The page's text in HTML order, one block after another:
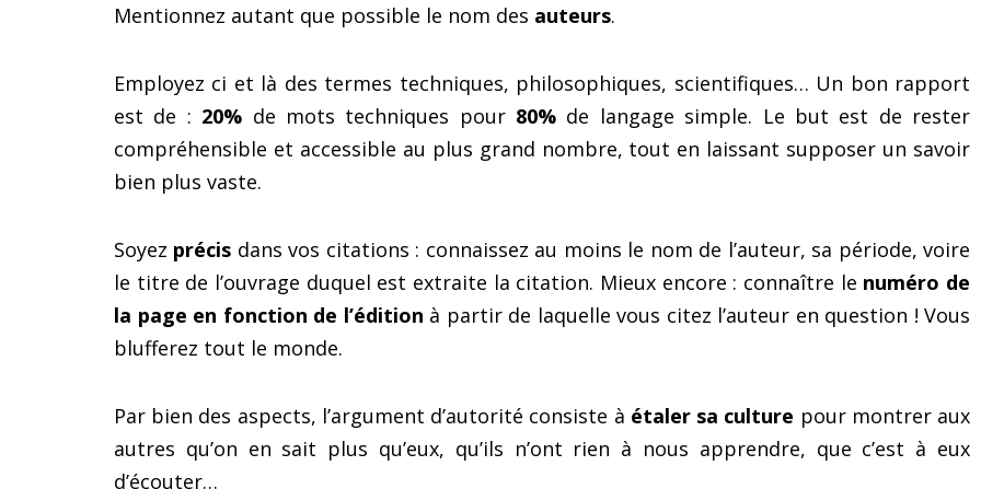
Mentionnez autant que possible le nom des auteurs.
Employez ci et là des termes techniques, philosophiques, scientifiques… Un bon rapport
est de : 20% de mots techniques pour 80% de langage simple. Le but est de rester
compréhensible et accessible au plus grand nombre, tout en laissant supposer un savoir
bien plus vaste.
Soyez précis dans vos citations : connaissez au moins le nom de l’auteur, sa période, voire
le titre de l’ouvrage duquel est extraite la citation. Mieux encore : connaître le numéro de
la page en fonction de l’édition à partir de laquelle vous citez l’auteur en question ! Vous
blufferez tout le monde.
Par bien des aspects, l’argument d’autorité consiste à étaler sa culture pour montrer aux
autres qu’on en sait plus qu’eux, qu’ils n’ont rien à nous apprendre, que c’est à eux
d’écouter…